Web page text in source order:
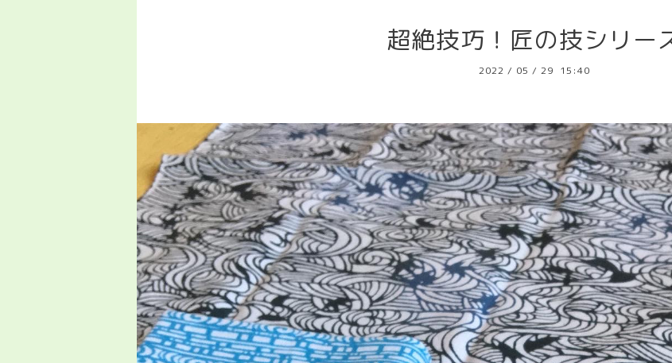
超絶技巧！匠の技シリー
2022 / 05 / 29 15:40